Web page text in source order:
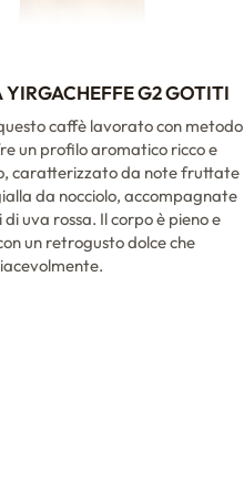
YIRGACHEFFE G2 GOTITI
caffè lavorato con metodo
un profilo aromatico ricco e
caratterizzato da note fruttate
da nocciolo, accompagnate
uva rossa. Il corpo è pieno e
un retrogusto dolce che